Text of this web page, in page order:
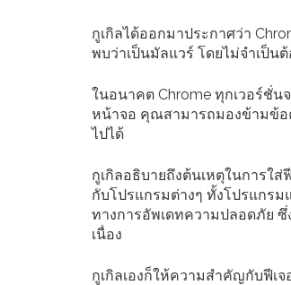
กูเกิลได้ออกมาประกาศว่า
พบว่าเป็นมัลแวร์ โดยไม่จำเป็น
ในอนาคต Chrome ทุกเวอร์ชั่
หน้าจอ คุณสามารถมองข้ามข้อ
ไปได้
กูเกิลอธิบายถึงต้นเหตุในการใ
กับโปรแกรมต่างๆ ทั้งโปรแกร
ทางการอัพเดทความปลอดภัย ซึ่
เนื่อง
กูเกิลเองก็ให้ความสำคัญกับฟีเ